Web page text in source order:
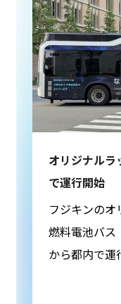
オリジナルラ
で運行開始
フジキンの
燃料電池バス
から都内で運